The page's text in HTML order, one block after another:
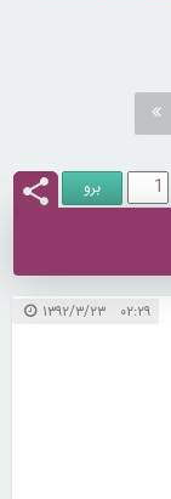
۰۲:۲۹ ۱۳۹۲/۳/۲۳